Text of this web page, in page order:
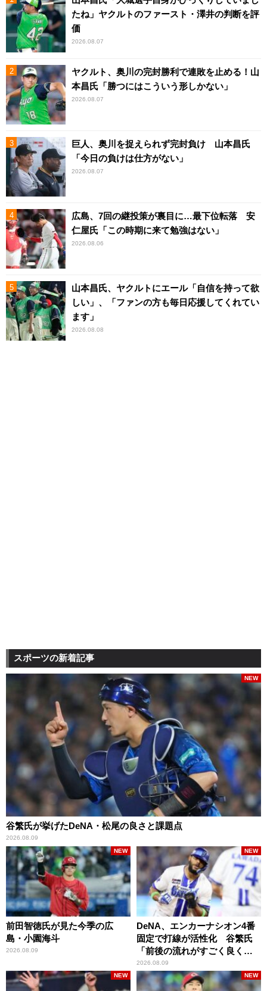
たね」ヤクルトのファースト・澤井の判断を評
価
2026.08.07
ヤクルト、奥川の完封勝利で連敗を止める！山
本昌氏「勝つにはこういう形しかない」
2026.08.07
巨人、奥川を捉えられず完封負け 山本昌氏
「今日の負けは仕方がない」
2026.08.07
広島、7回の継投策が裏目に…最下位転落 安
仁屋氏「この時期に来て勉強はない」
2026.08.06
山本昌氏、ヤクルトにエール「自信を持って欲
しい」、「ファンの方も毎日応援してくれてい
ます」
2026.08.08
スポーツの新着記事
谷繁氏が挙げたDeNA・松尾の良さと課題点
2026.08.09
NEW
前田智徳氏が見た今季の広
島・小園海斗
2026.08.09
NEW
DeNA、エンカーナシオン4番
固定で打線が活性化 谷繁氏
「前後の流れがすごく良くな
りましたね」
2026.08.09
NEW
NEW NEW